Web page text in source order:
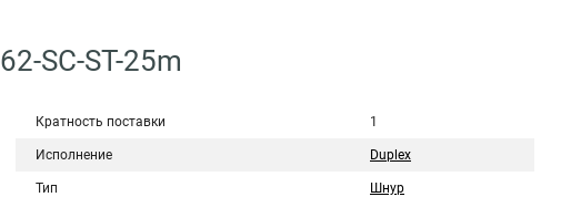
SC-ST-25m
Кратность поставки 1
Исполнение Duplex
Тип Шнур